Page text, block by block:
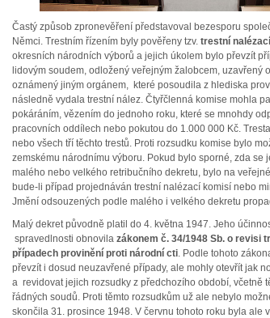
Častý způsob zpronevěření představoval bezesporu
Němci. Trestním řízením byly pověřeny tzv. trestní
okresních národních výborů a jejich úkolem bylo převzít
lidovým soudem, odložený veřejným žalobcem, uzavřený
oznámený jiným orgánem, které posoudila z hlediska
následně vydala trestní nález. Čtyřčlenná komise mohla
pokáráním, vězením do jednoho roku, které se mnohdy
pracovních oddílech nebo pokutou do 1.000 000 Kč.
nebo všech tří těchto trestů. Proti rozsudku komise bylo
zemskému národnímu výboru. Pokud bylo sporné, zda se
malého nebo velkého retribučního dekretu, bylo na
bude-li případ projednáván trestní nalézací komisí nebo
Jmění odsouzených podle malého i velkého dekretu
Malý dekret původně platil do 4. května 1947. Jeho
spravedlnosti obnovila zákonem č. 34/1948 Sb. o revisi
případech provinění proti národní cti. Podle tohoto
převzít i dosud neuzavřené případy, ale mohly otevřít jak
a revidovat jejich rozsudky z předchozího období, včetně
řádných soudů. Proti těmto rozsudkům už ale nebylo
skončila 31. prosince 1948. V červnu tohoto roku byla ale